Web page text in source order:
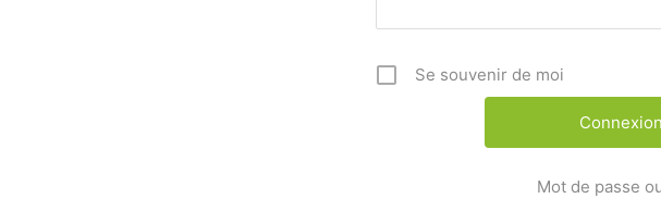
Se souvenir de moi
Mot de passe